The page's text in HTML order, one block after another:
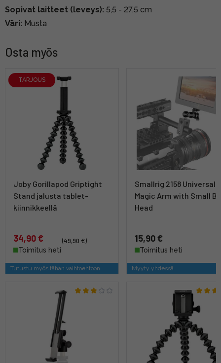
Sopivat laitteet (leveys): 5,5 - 27,5 cm
Väri: Musta
Osta myös
TARJOUS
Joby Gorillapod Griptight
Stand jalusta tablet-
kiinnikkeellä
34,90 €
(49,90 €)
Toimitus heti
Tutustu myös tähän vaihtoehtoon
Smallrig 2158 Universal
Magic Arm with Small
Head
15,90 €
Toimitus heti
Myyty yhdessä